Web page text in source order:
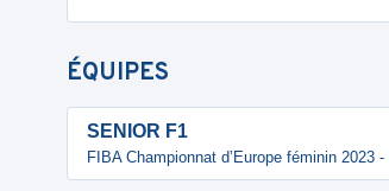
ÉQUIPES
SENIOR F1
FIBA Championnat d’Europe féminin 2023